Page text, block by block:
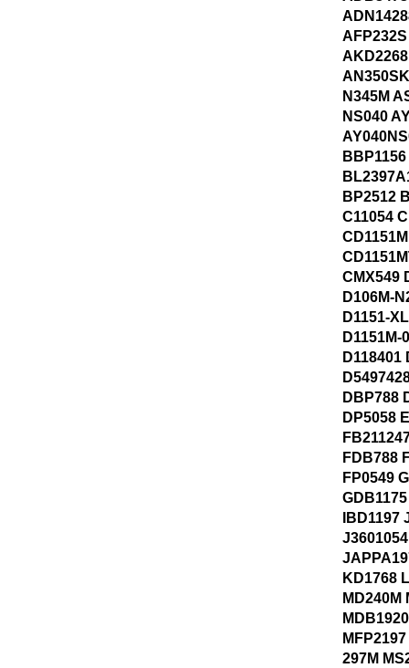
N345M
NS040
BP2512
C11054
CMX549
D106M-
D1151-
D1151M-
D118401
DBP788
DP5058
FDB788
FP0549
IBD1197
KD1768
MD240M
297M